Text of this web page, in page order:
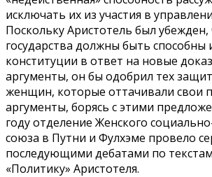
исключать их из участия в
Поскольку Аристотель был убежден,
государства должны быть способны
конституции в ответ на новые
аргументы, он бы одобрил тех
женщин, которые оттачивали свои
аргументы, борясь с этими
году отделение Женского
союза в Путни и Фулхэме провело
последующими дебатами по
«Политику» Аристотеля.